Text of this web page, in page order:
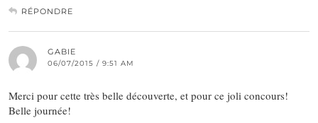
RÉPONDRE
GABIE
06/07/2015 / 9:51 AM
Merci pour cette très belle découverte, et pour ce joli concours!
Belle journée!